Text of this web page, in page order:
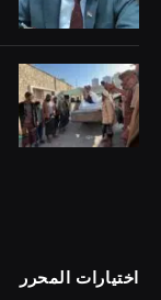
اختيارات المحرر